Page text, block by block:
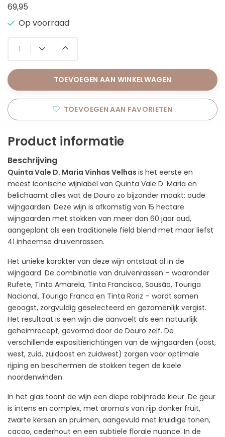
69,95
Op voorraad
TOEVOEGEN AAN WINKELWAGEN
TOEVOEGEN AAN FAVORIETEN
Product informatie
Beschrijving
Quinta Vale D. Maria Vinhas Velhas is het eerste en
meest iconische wijnlabel van Quinta Vale D. Maria en
belichaamt alles wat de Douro zo bijzonder maakt: oude
wijngaarden. Deze wijn is afkomstig van 15 hectare
wijngaarden met stokken van meer dan 60 jaar oud,
aangeplant als een traditionele field blend met maar liefst
41 inheemse druivenrassen.
Het unieke karakter van deze wijn ontstaat al in de
wijngaard. De combinatie van druivenrassen – waaronder
Rufete, Tinta Amarela, Tinta Francisca, Sousão, Touriga
Nacional, Touriga Franca en Tinta Roriz – wordt samen
geoogst, zorgvuldig geselecteerd en gezamenlijk vergist.
Het resultaat is een wijn die aanvoelt als een natuurlijk
geheimrecept, gevormd door de Douro zelf. De
verschillende expositierichtingen van de wijngaarden (oost,
west, zuid, zuidoost en zuidwest) zorgen voor optimale
rijping en beschermen de stokken tegen de koele
noordenwinden.
In het glas toont de wijn een diepe robijnrode kleur. De geur
is intens en complex, met aroma’s van rijp donker fruit,
zwarte kersen en pruimen, aangevuld met kruidige tonen,
cacao, cederhout en een subtiele florale nuance. In de